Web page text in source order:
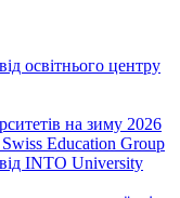
освітнього центру
на зиму 2026
Education Group
INTO University